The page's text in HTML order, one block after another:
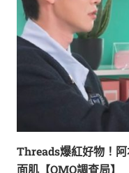
Threads爆紅好物！
面肌【OMO調查局】